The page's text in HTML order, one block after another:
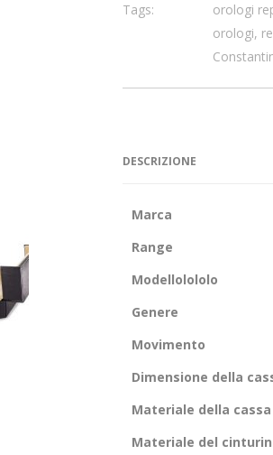
Tags:
orologi
orologi,
DESCRIZIONE
Marca
Range
Modellolololo
Genere
Movimento
Dimensione della
Materiale della cassa
Materiale del